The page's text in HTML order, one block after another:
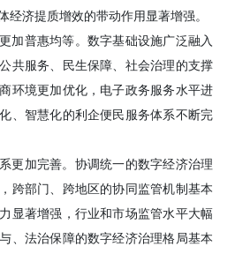
经济提质增效的带动作用显著增强。
普惠均等。数字基础设施广泛融入
共服务、民生保障、社会治理的支撑
环境更加优化，电子政务服务水平进
、智慧化的利企便民服务体系不断完
加完善。协调统一的数字经济治理
跨部门、跨地区的协同监管机制基本
显著增强，行业和市场监管水平大幅
、法治保障的数字经济治理格局基本